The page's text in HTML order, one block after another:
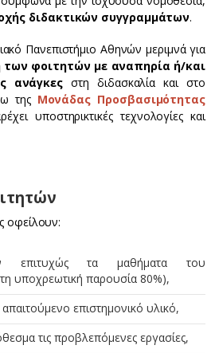
διδακτικών συγγραμμάτων.
Πανεπιστήμιο Αθηνών μεριμνά για
των φοιτητών με αναπηρία ή/και
ανάγκες στη διδασκαλία και στο
της Μονάδας Προσβασιμότητας
υποστηρικτικές τεχνολογίες και
οφείλουν:
επιτυχώς τα μαθήματα του
υποχρεωτική παρουσία 80%),
επιστημονικό υλικό,
τις προβλεπόμενες εργασίες,